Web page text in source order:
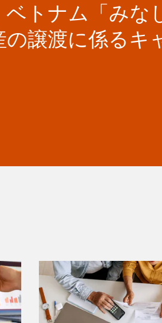
トナム「みな
譲渡に係るキ